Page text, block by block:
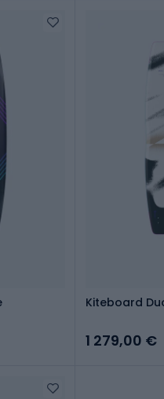
Kiteboard
1 279,00 €